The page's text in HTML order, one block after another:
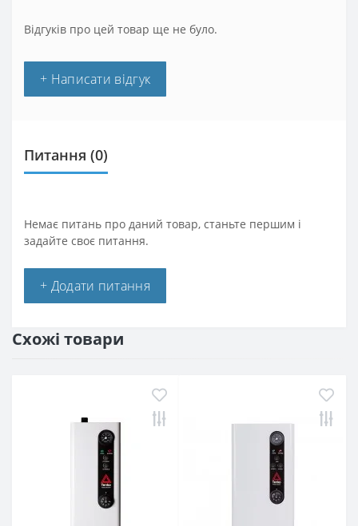
Відгуків про цей товар ще не було.
+ Написати відгук
Питання (0)
Немає питань про даний товар, станьте першим і
задайте своє питання.
+ Додати питання
Схожі товари